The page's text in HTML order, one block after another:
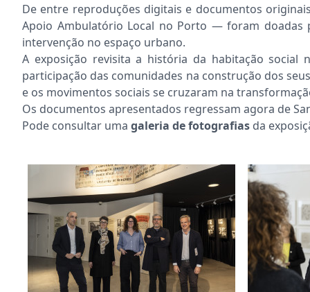
De entre reproduções digitais e documentos
Apoio Ambulatório Local no Porto — foram doadas
intervenção no espaço urbano.
A exposição revisita a história da habitação
participação das comunidades na construção dos
e os movimentos sociais se cruzaram na
Os documentos apresentados regressam agora de
Pode consultar uma galeria de fotografias da